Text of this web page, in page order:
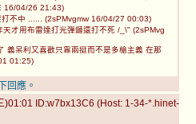
16/04/26 21:43)
不中 ...... (2sPMvgmw 16/04/27 00:03)
才用布雷達打光彈鏈還打不死 /_\" (2sPMvg
義呆利又喜歡只靠兩挺而不是多槍主義 在那
01:25)
回應。
)01:01 ID:w7bx13C6 (Host: 1-34-*.hinet-